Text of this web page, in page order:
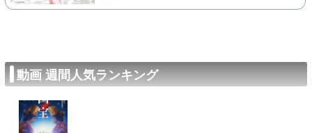
動画 週間人気ランキング